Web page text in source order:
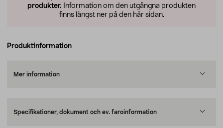
produkter. Information om den utgångna produkten
finns längst ner på den här sidan.
Produktinformation
Mer information
Specifikationer, dokument och ev. faroinformation